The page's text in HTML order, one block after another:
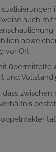
auch
vor Ort.
übermittelte
und
dass